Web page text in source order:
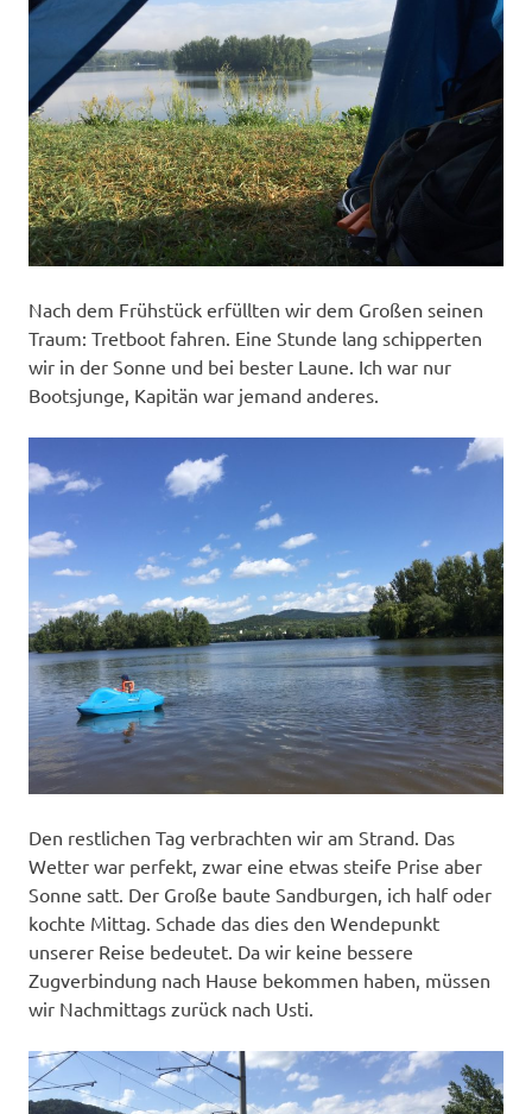
Nach dem Frühstück erfüllten wir dem Großen seinen
Traum: Tretboot fahren. Eine Stunde lang schipperten
wir in der Sonne und bei bester Laune. Ich war nur
Bootsjunge, Kapitän war jemand anderes.
Den restlichen Tag verbrachten wir am Strand. Das
Wetter war perfekt, zwar eine etwas steife Prise aber
Sonne satt. Der Große baute Sandburgen, ich half oder
kochte Mittag. Schade das dies den Wendepunkt
unserer Reise bedeutet. Da wir keine bessere
Zugverbindung nach Hause bekommen haben, müssen
wir Nachmittags zurück nach Usti.